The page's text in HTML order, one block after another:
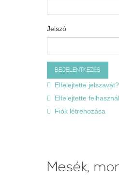
Jelszó
Elfelejtette jelszavát?
Elfelejtette
Fiók létrehozása
Mesék,